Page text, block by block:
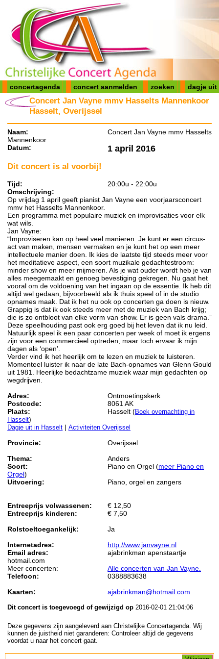
concertagenda concert aanmelden zoeken dagje uit
Concert Jan Vayne mmv Hasselts Mannenkoor
Hasselt, Overijssel
Naam:
Concert Jan Vayne mmv Hasselts
Mannenkoor
Datum:
1 april 2016
Dit concert is al voorbij!
Tijd:
20:00u - 22:00u
Omschrijving:
Op vrijdag 1 april geeft pianist Jan Vayne een voorjaarsconcert
mmv het Hasselts Mannenkoor.
Een programma met populaire muziek en improvisaties voor elk
wat wils.
Jan Vayne:
“Improviseren kan op heel veel manieren. Je kunt er een circus-
act van maken, mensen vermaken en je kunt het op een meer
intellectuele manier doen. Ik kies de laatste tijd steeds meer voor
het meditatieve aspect, een soort muzikale gedachtestroom:
minder show en meer mijmeren. Als je wat ouder wordt heb je van
alles meegemaakt en genoeg bevestiging gekregen. Nu gaat het
vooral om de voldoening van het ingaan op de essentie. Ik heb dit
altijd wel gedaan, bijvoorbeeld als ik thuis speel of in de studio
opnames maak. Dat ik het nu ook op concerten ga doen is nieuw.
Grappig is dat ik ook steeds meer met de muziek van Bach krijg;
die is zo ontbloot van elke vorm van show. Er is geen vals drama.”
Deze speelhouding past ook erg goed bij het leven dat ik nu leid.
Natuurlijk speel ik een paar concerten per week of moet ik ergens
zijn voor een commercieel optreden, maar toch ervaar ik mijn
dagen als ‘open’.
Verder vind ik het heerlijk om te lezen en muziek te luisteren.
Momenteel luister ik naar de late Bach-opnames van Glenn Gould
uit 1981. Heerlijke bedachtzame muziek waar mijn gedachten op
wegdrijven.
Adres:
Ontmoetingskerk
Postcode:
8061 AK
Plaats:
Hasselt (Boek overnachting in
Hasselt)
Dagje uit in Hasselt | Activiteiten Overijssel
Provincie:
Overijssel
Thema:
Anders
Soort:
Piano en Orgel (meer Piano en
Orgel)
Uitvoering:
Piano, orgel en zangers
Entreeprijs volwassenen:
€ 12,50
Entreeprijs kinderen:
€ 7,50
Rolstoeltoegankelijk:
Ja
Internetadres:
http://www.janvayne.nl
Email adres:
ajabrinkman apenstaartje
hotmail.com
Meer concerten:
Alle concerten van Jan Vayne.
Telefoon:
0388883638
Kaarten:
ajabrinkman@hotmail.com
Dit concert is toegevoegd of gewijzigd op 2016-02-01 21:04:06
Deze gegevens zijn aangeleverd aan Christelijke Concertagenda. Wij
kunnen de juistheid niet garanderen: Controleer altijd de gegevens
voordat u naar het concert gaat.